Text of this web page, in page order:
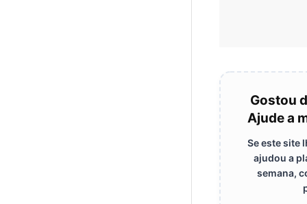
Gostou
Ajude a
Se este site
ajudou a
semana,